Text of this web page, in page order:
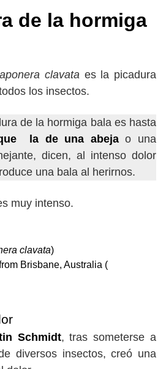
de la hormiga
clavata es la picadura
los insectos.
de la hormiga bala es hasta
la de una abejao una
dicen, al intenso dolor
una bala al herirnos.
muy intenso.
clavata)
Brisbane, Australia (
Schmidt, tras someterse a
diversos insectos, creó una